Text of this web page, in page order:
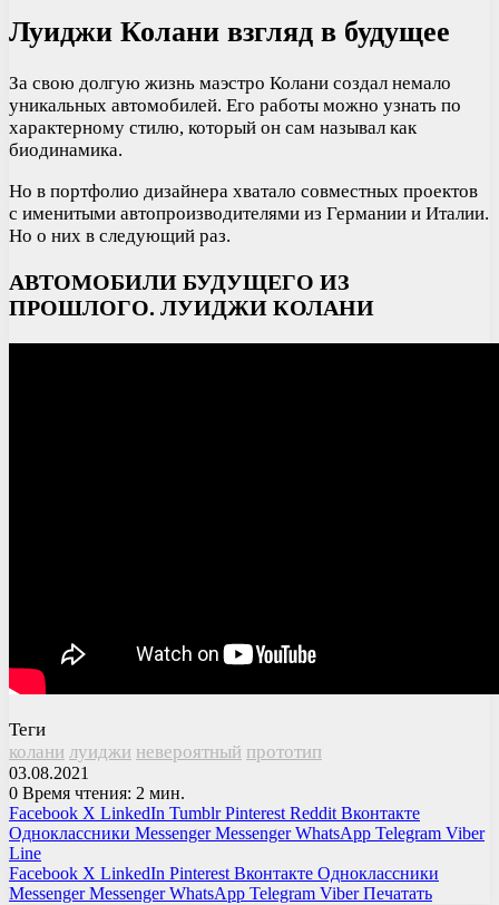
Луиджи Колани взгляд в будущее
За свою долгую жизнь маэстро Колани создал немало
уникальных автомобилей. Его работы можно узнать по
характерному стилю, который он сам называл как
биодинамика.
Но в портфолио дизайнера хватало совместных проектов
с именитыми автопроизводителями из Германии и Италии.
Но о них в следующий раз.
АВТОМОБИЛИ БУДУЩЕГО ИЗ
ПРОШЛОГО. ЛУИДЖИ КОЛАНИ
Теги
колани луиджи невероятный прототип
03.08.2021
0 Время чтения: 2 мин.
Facebook X LinkedIn Tumblr Pinterest Reddit Вконтакте
Одноклассники Messenger Messenger WhatsApp Telegram Viber
Line
Facebook X LinkedIn Pinterest Вконтакте Одноклассники
Messenger Messenger WhatsApp Telegram Viber Печатать